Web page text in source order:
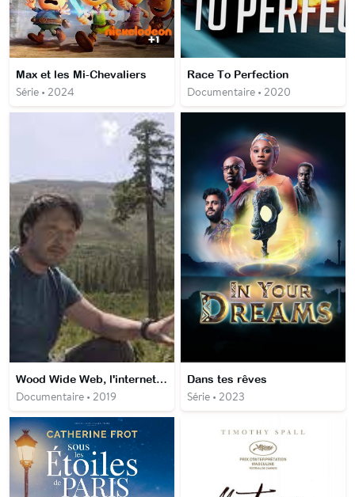
Max et les Mi-Chevaliers
Série • 2024
Race To Perfection
Documentaire • 2020
Wood Wide Web, l'internet des forêts
Documentaire • 2019
Dans tes rêves
Série • 2023